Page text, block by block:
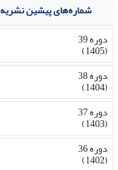
شماره‌های پیشین نشریه
دوره 39
(1405)
دوره 38
(1404)
دوره 37
(1403)
دوره 36
(1402)